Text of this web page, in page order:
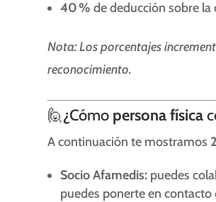
40 % de deducción sobre
Nota: Los porcentajes
reconocimiento.
🙋¿Cómo persona física
A continuación te mostramos
Socio Afamedis: puedes
puedes ponerte en